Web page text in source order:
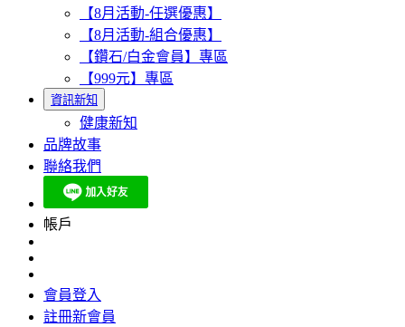
【8月活動-任選優惠】
【8月活動-組合優惠】
【鑽石/白金會員】專區
【999元】專區
資訊新知
健康新知
品牌故事
聯絡我們
帳戶
會員登入
註冊新會員